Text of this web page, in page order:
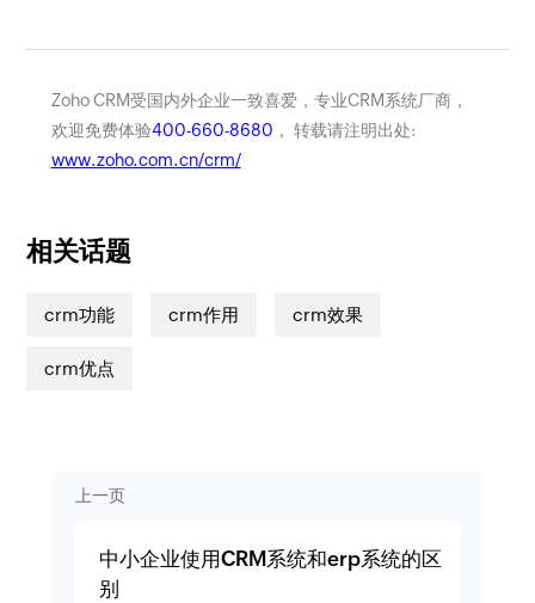
Zoho CRM受国内外企业一致喜爱，专业CRM系统厂商，
欢迎免费体验400-660-8680 ， 转载请注明出处:
www.zoho.com.cn/crm/
相关话题
crm功能 crm作用 crm效果
crm优点
上一页
中小企业使用CRM系统和erp系统的区
别